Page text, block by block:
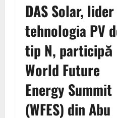
DAS Solar,
tehnologia PV
tip N, participă
World Future
Energy Summit
(WFES) din Abu